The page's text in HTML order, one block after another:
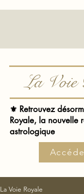
La Voie
⚜️ Retrouvez
Royale, la nouvelle
astrologique
La Voie Royale